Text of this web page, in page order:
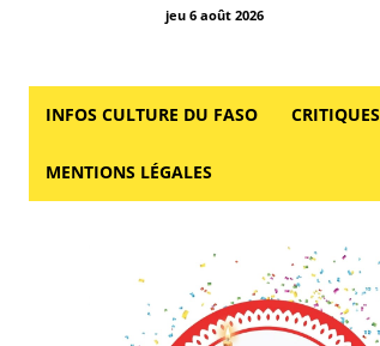
jeu 6 août 2026
INFOS CULTURE DU FASO CRITIQUES
MENTIONS LÉGALES